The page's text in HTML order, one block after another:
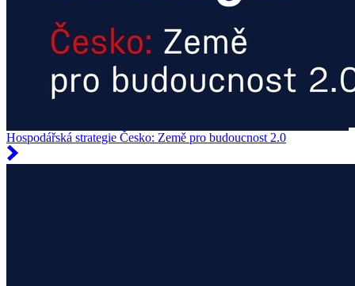
Hospodářská strategie Česko: Země pro budoucnost 2.0